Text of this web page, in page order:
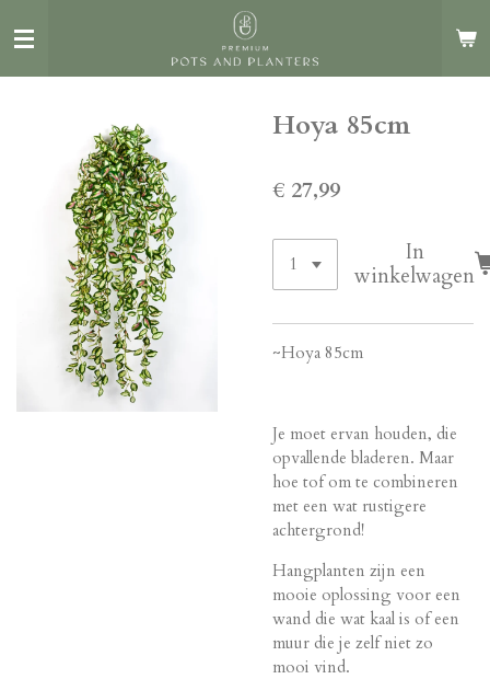
direct
Hoya 85cm
€ 27,99
In
winkelwagen
~Hoya 85cm
Je moet ervan houden, die
opvallende bladeren. Maar
hoe tof om te combineren
met een wat rustigere
achtergrond!
Hangplanten zijn een
mooie oplossing voor een
wand die wat kaal is of een
muur die je zelf niet zo
mooi vind.